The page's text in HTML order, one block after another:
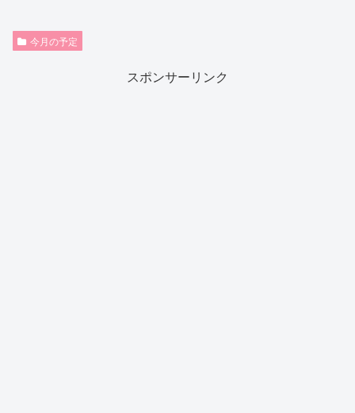
今月の予定
スポンサーリンク